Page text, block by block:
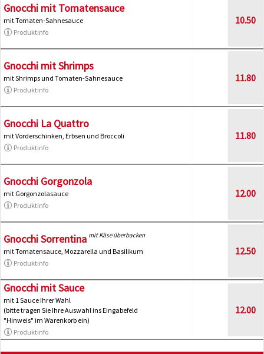
Gnocchi mit Tomatensauce
mit Tomaten-Sahnesauce
Produktinfo
10.50
Gnocchi mit Shrimps
mit Shrimps und Tomaten-Sahnesauce
Produktinfo
11.80
Gnocchi La Quattro
mit Vorderschinken, Erbsen und Broccoli
Produktinfo
11.80
Gnocchi Gorgonzola
mit Gorgonzolasauce
Produktinfo
12.00
Gnocchi Sorrentina mit Käse überbacken
mit Tomatensauce, Mozzarella und Basilikum
Produktinfo
12.50
Gnocchi mit Sauce
mit 1 Sauce Ihrer Wahl
(bitte tragen Sie Ihre Auswahl ins Eingabefeld
"Hinweis" im Warenkorb ein)
Produktinfo
12.00